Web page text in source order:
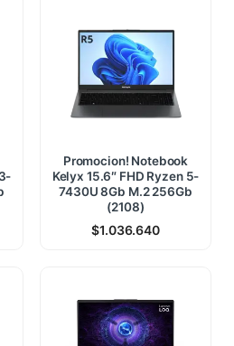
Promocion! Notebook
Kelyx 15.6″ FHD Ryzen 5-
7430U 8Gb M.2 256Gb
(2108)
$1.036.640